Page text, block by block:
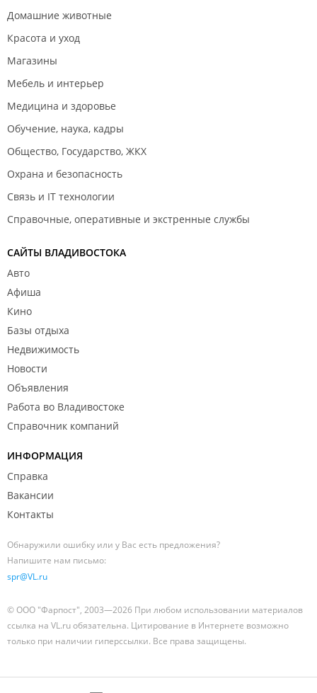
Домашние животные
Красота и уход
Магазины
Мебель и интерьер
Медицина и здоровье
Обучение, наука, кадры
Общество, Государство, ЖКХ
Охрана и безопасность
Связь и IT технологии
Справочные, оперативные и экстренные службы
САЙТЫ ВЛАДИВОСТОКА
Авто
Афиша
Кино
Базы отдыха
Недвижимость
Новости
Объявления
Работа во Владивостоке
Справочник компаний
ИНФОРМАЦИЯ
Справка
Вакансии
Контакты
Обнаружили ошибку или у Вас есть предложения?
Напишите нам письмо:
spr@VL.ru
© ООО "Фарпост", 2003—2026 При любом использовании материалов
ссылка на VL.ru обязательна. Цитирование в Интернете возможно
только при наличии гиперссылки. Все права защищены.